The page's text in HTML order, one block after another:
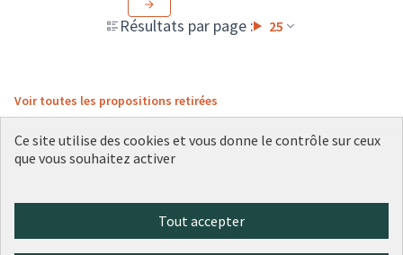
Résultats par page : 25
Voir toutes les propositions retirées
(Lien externe)
(Lien externe)
(Lien externe)
(Lien externe)
(Lien externe)
Ce site utilise des cookies et vous donne le contrôle sur ceux
que vous souhaitez activer
Tout accepter